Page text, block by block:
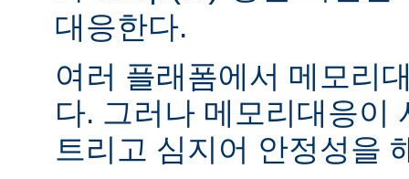
대응한다.
여러 플래폼에서 메모리
다. 그러나 메모리대응이
트리고 심지어 안정성을